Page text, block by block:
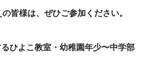
皆様は、ぜひご参加ください。
ひよこ教室・幼稚園年少〜中学部